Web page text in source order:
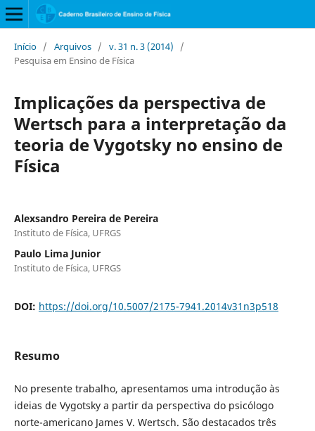
Início / Arquivos / v. 31 n. 3 (2014)
/
Pesquisa em Ensino de Física
Implicações da perspectiva de
Wertsch para a interpretação da
teoria de Vygotsky no ensino de
Física
Alexsandro Pereira de Pereira
Instituto de Física, UFRGS
Paulo Lima Junior
Instituto de Física, UFRGS
DOI: https://doi.org/10.5007/2175-7941.2014v31n3p518
Resumo
No presente trabalho, apresentamos uma introdução às
ideias de Vygotsky a partir da perspectiva do psicólogo
norte-americano James V. Wertsch. São destacados três